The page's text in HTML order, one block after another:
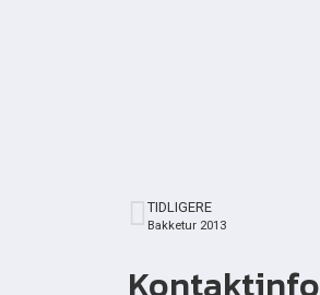
TIDLIGERE
Bakketur 2013